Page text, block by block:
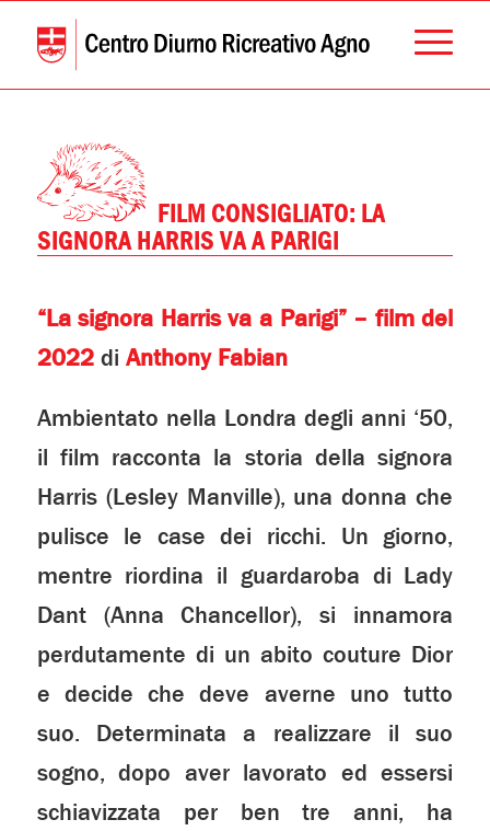
FILM CONSIGLIATO: LA
SIGNORA HARRIS VA A PARIGI
“La signora Harris va a Parigi” – film del
2022 di Anthony Fabian
Ambientato nella Londra degli anni ‘50,
il film racconta la storia della signora
Harris (Lesley Manville), una donna che
pulisce le case dei ricchi. Un giorno,
mentre riordina il guardaroba di Lady
Dant (Anna Chancellor), si innamora
perdutamente di un abito couture Dior
e decide che deve averne uno tutto
suo. Determinata a realizzare il suo
sogno, dopo aver lavorato ed essersi
schiavizzata per ben tre anni, ha